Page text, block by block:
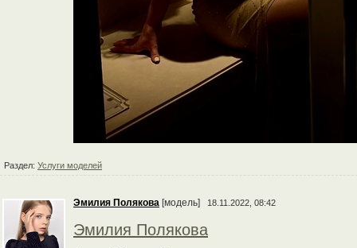
Раздел: Услуги моделей
Эмилия Полякова [модель] 18.11.2022, 08:42
Эмилия Полякова